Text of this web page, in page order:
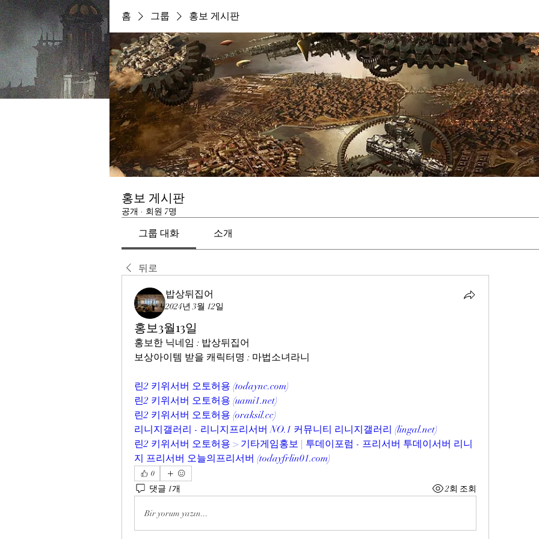
홈 그룹 홍보 게시판
홍보 게시판
공개 · 회원 7명
그룹 대화 소개
뒤로
밥상뒤집어
2024년 3월 12일
홍보3월13일
홍보한 닉네임 : 밥상뒤집어
보상아이템 받을 캐릭터명 : 마법소녀라니
린2 키위서버 오토허용 (todaync.com)
린2 키위서버 오토허용 (uami1.net)
린2 키위서버 오토허용 (oraksil.cc)
리니지갤러리 - 리니지프리서버 NO.1 커뮤니티 리니지갤러리 (lingal.net)
린2 키위서버 오토허용 > 기타게임홍보 | 투데이포럼 - 프리서버 투데이서버 리니
지 프리서버 오늘의프리서버 (todayfrlin01.com)
0
댓글 1개 2회 조회
Bir yorum yazın...